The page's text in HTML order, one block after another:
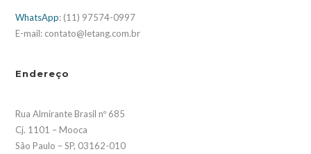
WhatsApp: (11) 97574-0997
E-mail: contato@letang.com.br
Endereço
Rua Almirante Brasil nº 685
Cj. 1101 – Mooca
São Paulo – SP, 03162-010